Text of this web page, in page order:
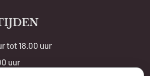
tot 18.00 uur
uur